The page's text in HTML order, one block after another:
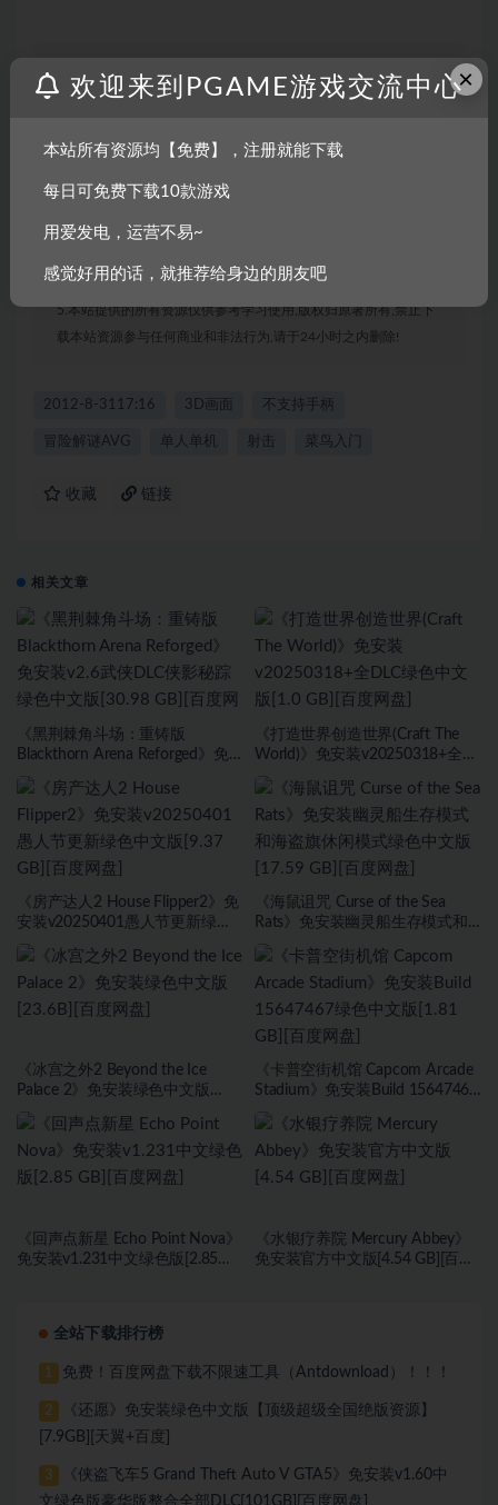
1.本站部分内容转载自其它媒体,但并不代表本站赞同其观点和对
2.若您需要商业运营或用于其他商业活动,请您购买正版授权并合
解决!
任何商业目的与商业用途。
5.本站提供的所有资源仅供参考学习使用,版权归原著所有,禁止下
载本站资源参与任何商业和非法行为,请于24小时之内删除!
2012-8-3117:16 3D画面 不支持手柄
冒险解谜AVG 单人单机 射击 菜鸟入门
收藏 链接
相关文章
《黑荆棘角斗场：重铸版
Blackthorn Arena Reforged》免
文版[30.98 GB][百度网盘]
《打造世界创造世界(Craft The
World)》免安装v20250318+全
盘]
《房产达人2 House Flipper2》免
安装v20250401愚人节更新绿色
《海鼠诅咒 Curse of the Sea
Rats》免安装幽灵船生存模式和
GB][百度网盘]
《冰宫之外2 Beyond the Ice
Palace 2》免安装绿色中文版
《卡普空街机馆 Capcom Arcade
Stadium》免安装Build 15647467
《回声点新星 Echo Point Nova》
免安装v1.231中文绿色版[2.85
《水银疗养院 Mercury Abbey》
免安装官方中文版[4.54 GB][百度
全站下载排行榜
1 免费！百度网盘下载不限速工具（Antdownload）！！！
2
《还愿》免安装绿色中文版【顶级超级全国绝版资源】
[7.9GB][天翼+百度]
3
《侠盗飞车5 Grand Theft Auto V GTA5》免安装v1.60中
文绿色版豪华版整合全部DLC[101GB][百度网盘]
×
欢迎来到PGAME游戏交流中心
本站所有资源均【免费】，注册就能下载
每日可免费下载10款游戏
用爱发电，运营不易~
感觉好用的话，就推荐给身边的朋友吧